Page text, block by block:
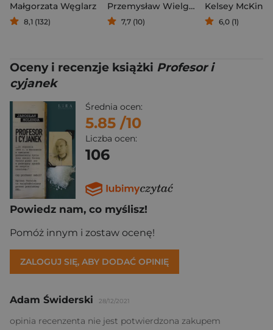
Małgorzata Węglarz
8,1 (132)
Przemysław Wielgosz
7,7 (10)
Kelsey
6,0 (1)
Oceny i recenzje książki Profesor i
cyjanek
Średnia ocen:
5.85 /10
Liczba ocen:
106
Powiedz nam, co myślisz!
Pomóż innym i zostaw ocenę!
ZALOGUJ SIĘ, ABY DODAĆ OPINIĘ
Adam Świderski 28/12/2021
opinia recenzenta nie jest potwierdzona zakupem